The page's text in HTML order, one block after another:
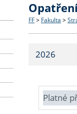
Struktura
Strategie
Fakultní
Co
Učitelské
O vědě a
Aktuální
FF > Fakulta >
2026
Platné